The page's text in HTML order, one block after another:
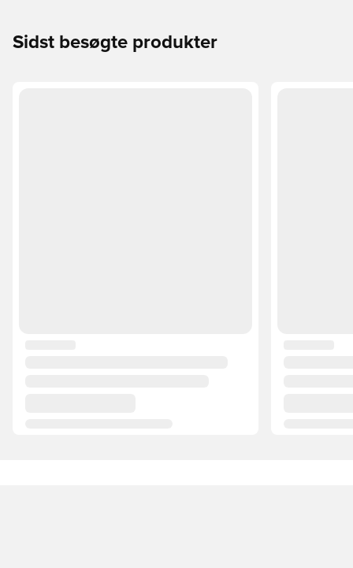
Sidst besøgte produkter